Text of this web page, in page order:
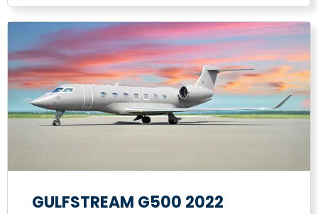
GULFSTREAM G500 2022